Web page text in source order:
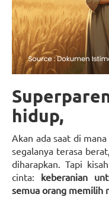
hidup,
Akan ada saat di
segalanya terasa
diharapkan. Tapi
cinta: keberanian
semua orang memilih